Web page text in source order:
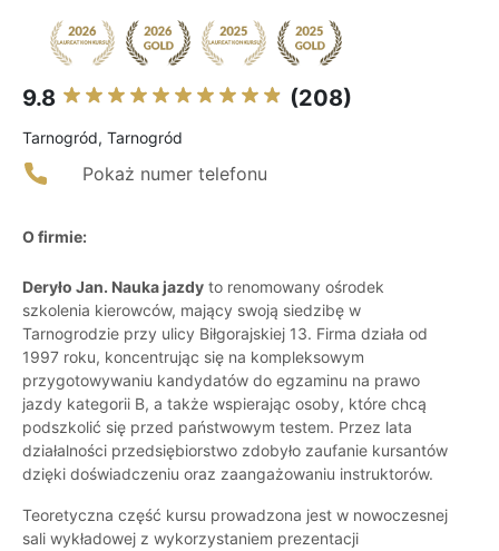
9.8 (208)
Tarnogród, Tarnogród
Pokaż numer telefonu
O firmie:
Deryło Jan. Nauka jazdy to renomowany ośrodek
szkolenia kierowców, mający swoją siedzibę w
Tarnogrodzie przy ulicy Biłgorajskiej 13. Firma działa od
1997 roku, koncentrując się na kompleksowym
przygotowywaniu kandydatów do egzaminu na prawo
jazdy kategorii B, a także wspierając osoby, które chcą
podszkolić się przed państwowym testem. Przez lata
działalności przedsiębiorstwo zdobyło zaufanie kursantów
dzięki doświadczeniu oraz zaangażowaniu instruktorów.
Teoretyczna część kursu prowadzona jest w nowoczesnej
sali wykładowej z wykorzystaniem prezentacji